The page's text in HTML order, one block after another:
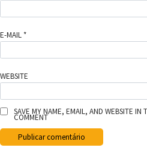
E-MAIL *
WEBSITE
SAVE MY NAME, EMAIL, AND WEBSITE IN
COMMENT